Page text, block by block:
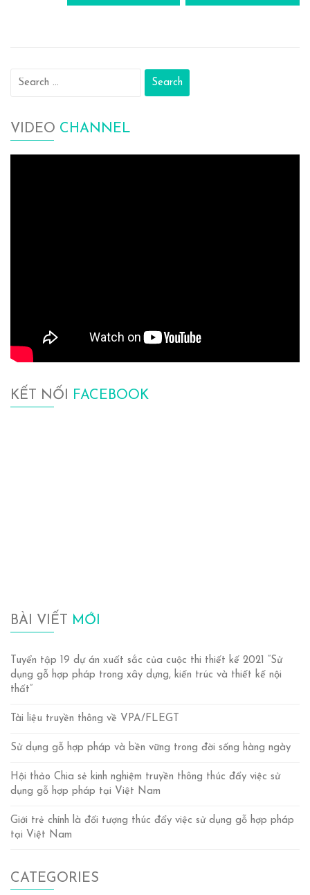
Search
VIDEO CHANNEL
KẾT NỐI FACEBOOK
BÀI VIẾT MỚI
Tuyển tập 19 dự án xuất sắc của cuộc thi thiết kế 2021 “Sử
dụng gỗ hợp pháp trong xây dựng, kiến trúc và thiết kế nội
thất”
Tài liệu truyền thông về VPA/FLEGT
Sử dụng gỗ hợp pháp và bền vững trong đời sống hàng ngày
Hội thảo Chia sẻ kinh nghiệm truyền thông thúc đẩy việc sử
dụng gỗ hợp pháp tại Việt Nam
Giới trẻ chính là đối tượng thúc đẩy việc sử dụng gỗ hợp pháp
tại Việt Nam
CATEGORIES